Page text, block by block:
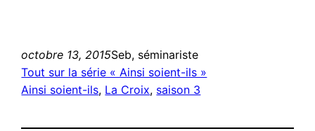
octobre 13, 2015Seb, séminariste
Tout sur la série « Ainsi soient-ils »
Ainsi soient-ils, La Croix, saison 3